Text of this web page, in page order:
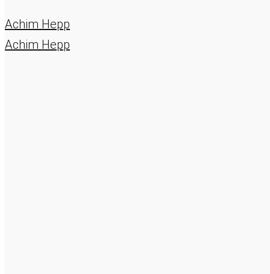
Achim Hepp
Achim Hepp